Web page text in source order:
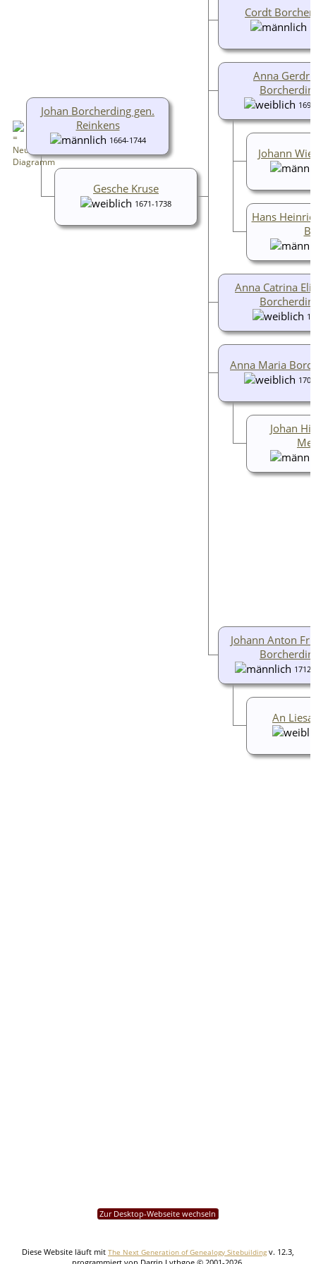
Cordt
Anna
Johann
Hans
Anna Catrina
Anna Maria
Johan
Johann Anton
An
Johan Borcherding gen.
Reinkens
1664-1744
Gesche Kruse
1671-1738
Zur Desktop-Webseite wechseln
Diese Website läuft mit The Next Generation of Genealogy Sitebuilding v. 12.3,